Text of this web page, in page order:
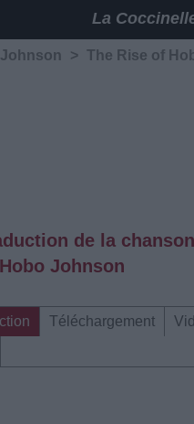
La
> The Rise of
de la
Johnson
Téléchargement